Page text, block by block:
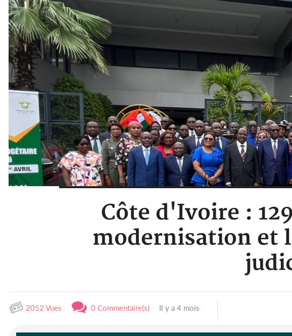
Côte d'Ivoire :
modernisation et
2052 Vues 0 Commentaire(s) Il y a 4 mois